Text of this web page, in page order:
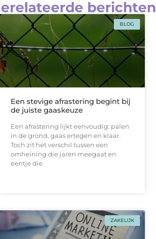
berichten
BLOG
Een stevige afrastering begint bij
de juiste gaaskeuze
Een afrastering lijkt eenvoudig: palen
in de grond, gaas ertegen en klaar.
Toch zit het verschil tussen een
omheining die jaren meegaat en
eentje die
ZAKELIJK